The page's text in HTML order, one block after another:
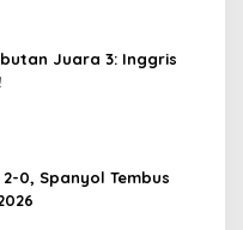
Juara 3: Inggris
0, Spanyol Tembus